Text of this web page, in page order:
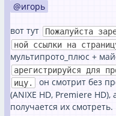
игорь
вот тут
Пожалуйста
ной ссылки на
мультипрото_плюс +
арегистрируйся для
ицу.
он смотрит без
(ANIXE HD, Premiere
получается их смотреть.